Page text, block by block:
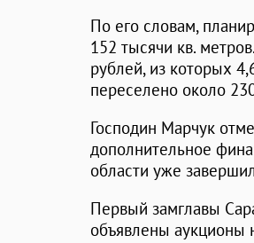
По его словам,
152 тысячи кв.
рублей, из которых
переселено около
Господин Марчук
дополнительное
области уже
Первый замглавы
объявлены аукционы